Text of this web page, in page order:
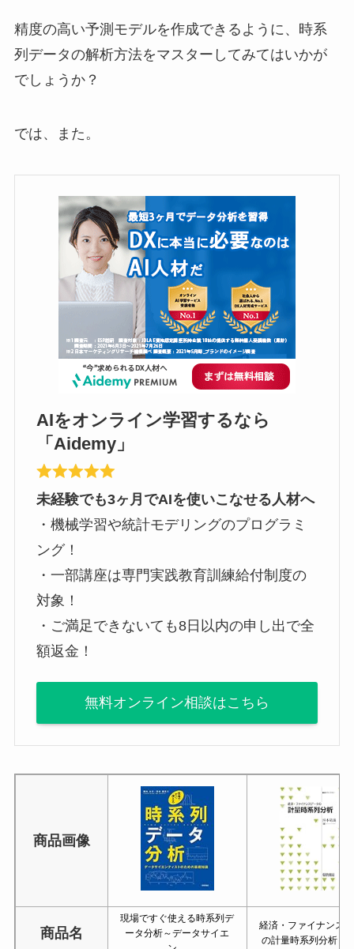
精度の高い予測モデルを作成できるように、時系
列データの解析方法をマスターしてみてはいかが
でしょうか？
では、また。
AIをオンライン学習するなら
「Aidemy」
未経験でも3ヶ月でAIを使いこなせる人材へ
・機械学習や統計モデリングのプログラミ
ング！
・一部講座は専門実践教育訓練給付制度の
対象！
・ご満足できないても8日以内の申し出で全
額返金！
無料オンライン相談はこちら
商品画像
商品名
現場ですぐ使える時系列デ
ータ分析～データサイエ
経済・ファイナンス
の計量時系列分析 (